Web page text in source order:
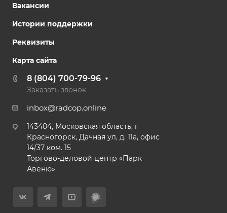
Вакансии
Истории поддержки
Реквизиты
Карта сайта
8 (804) 700-79-96
Заказать звонок
inbox@radcop.online
143404, Московская область, г
Красногорск, Дачная ул, д. 11а, офис
14/37 ком. 15​
Торгово-деловой центр «Парк
Авеню»